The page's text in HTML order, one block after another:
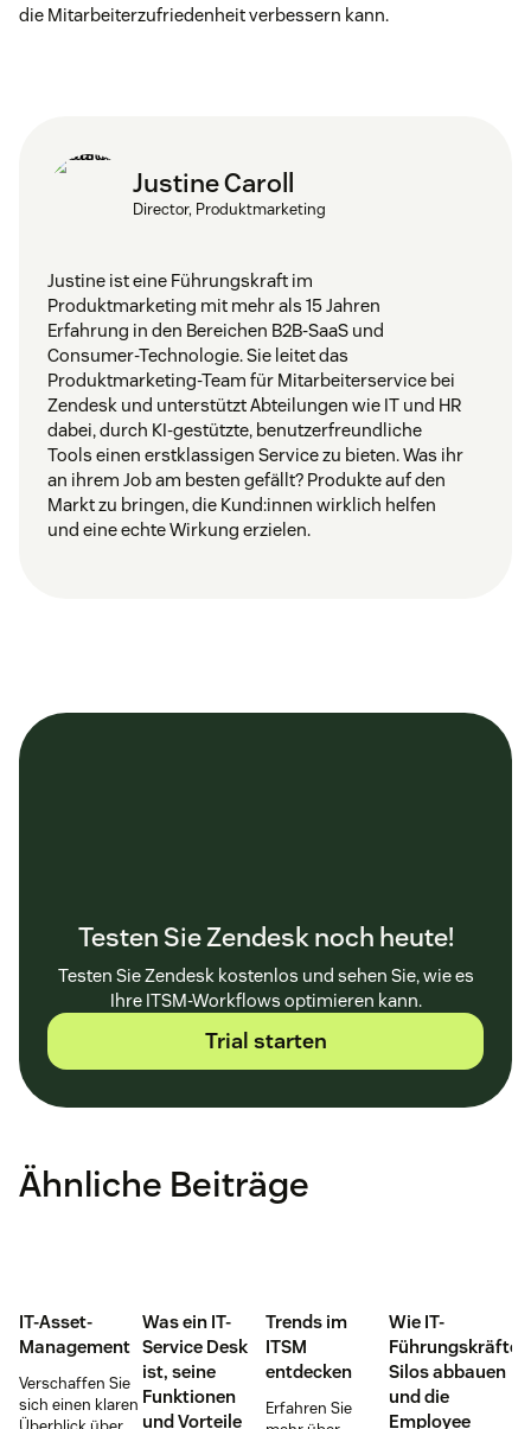
die Mitarbeiterzufriedenheit verbessern kann.
Justine Caroll
Director, Produktmarketing
Justine ist eine Führungskraft im
Produktmarketing mit mehr als 15 Jahren
Erfahrung in den Bereichen B2B-SaaS und
Consumer-Technologie. Sie leitet das
Produktmarketing-Team für Mitarbeiterservice bei
Zendesk und unterstützt Abteilungen wie IT und HR
dabei, durch KI-gestützte, benutzerfreundliche
Tools einen erstklassigen Service zu bieten. Was ihr
an ihrem Job am besten gefällt? Produkte auf den
Markt zu bringen, die Kund:innen wirklich helfen
und eine echte Wirkung erzielen.
Testen Sie Zendesk noch heute!
Testen Sie Zendesk kostenlos und sehen Sie, wie es
Ihre ITSM-Workflows optimieren kann.
Trial starten
Ähnliche Beiträge
IT-Asset-
Management
Verschaffen Sie
sich einen klaren
Was ein IT-
Service Desk
ist, seine
Funktionen
und Vorteile
Trends im
ITSM
entdecken
Erfahren Sie
Wie IT-
Führungskräfte
Silos abbauen
und die
Employee